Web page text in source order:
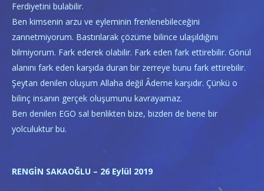
Ferdiyetini bulabilir.
Ben kimsenin arzu ve eyleminin frenlenebileceğini
zannetmiyorum. Bastırılarak çözüme bilince ulaşıldığını
bilmiyorum. Fark ederek olabilir. Fark eden fark ettirebilir. Gönül
alanını fark eden karşıda duran bir zerreye bunu fark ettirebilir.
Şeytan denilen oluşum Allaha değil Âdeme karşıdır. Çünkü o
bilinç insanın gerçek oluşumunu kavrayamaz.
Ben denilen EGO sal benlikten bize, bizden de bene bir
yolculuktur bu.
RENGİN SAKAOĞLU – 26 Eylül 2019